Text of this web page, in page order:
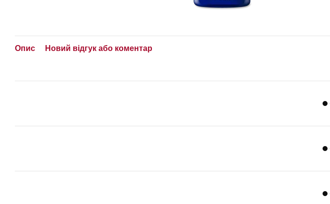
Опис Новий відгук або коментар